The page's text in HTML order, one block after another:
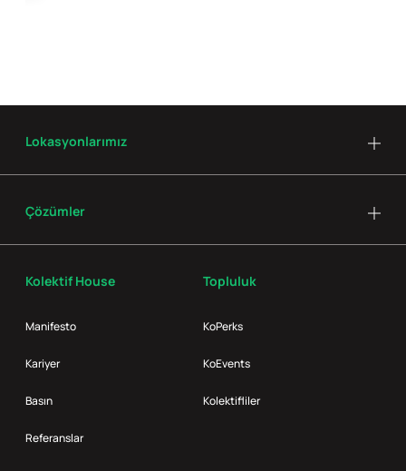
Kolektif House
Manifesto
Kariyer
Basın
Referanslar
Topluluk
KoPerks
KoEvents
Kolektifliler
Lokasyonlarımız
Çözümler